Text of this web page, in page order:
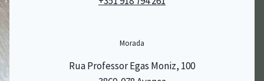
Morada
Rua Professor Egas Moniz, 100